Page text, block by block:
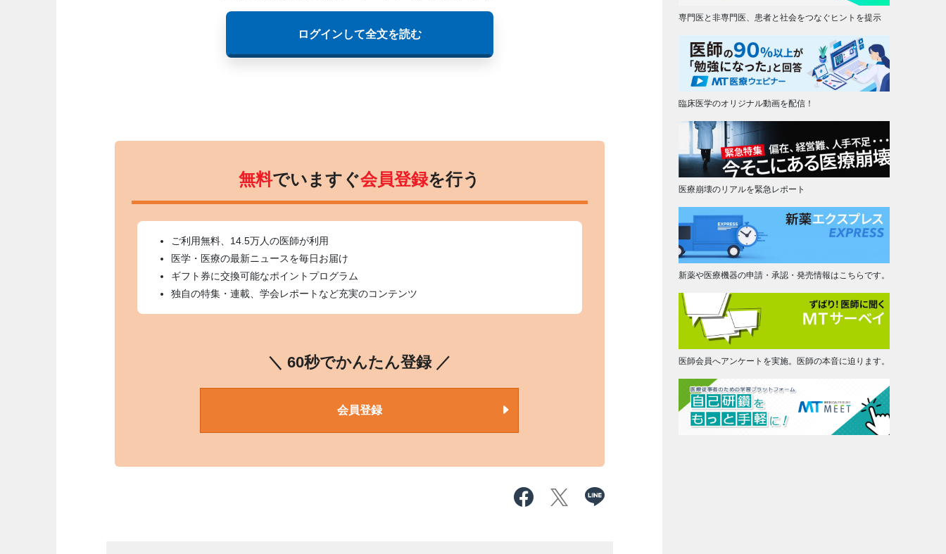
ログインして全文を読む
無料でいますぐ会員登録を行う
ご利用無料、14.5万人の医師が利用
医学・医療の最新ニュースを毎日お届け
ギフト券に交換可能なポイントプログラム
独自の特集・連載、学会レポートなど充実のコンテンツ
＼ 60秒でかんたん登録 ／
会員登録
専門医と非専門医、患者と社会をつなぐヒントを提示
臨床医学のオリジナル動画を配信！
医療崩壊のリアルを緊急レポート
新薬や医療機器の申請・承認・発売情報はこちらです。
医師会員へアンケートを実施。医師の本音に迫ります。